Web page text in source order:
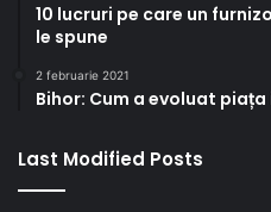
10 lucruri pe care un
le spune
2 februarie 2021
Bihor: Cum a evoluat
Last Modified Posts